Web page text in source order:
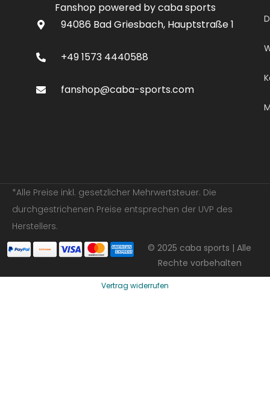
Fanshop powered by caba sports
94086 Bad Griesbach, Hauptstraße 1
+49 1573 4440588
fanshop@caba-sports.com
*Alle Preise inkl. gesetzlicher Mehrwertsteuer. Die
durchgestrichenen Preise entsprechen der UVP des
Herstellers.
© 2025 caba sports | Alle
Rechte vorbehalten
Vertrag widerrufen